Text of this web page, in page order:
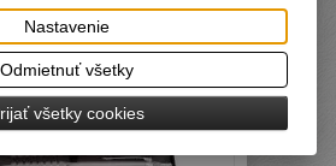
runat="server"/>
Nastavenie
Odmietnuť všetky
všetky cookies